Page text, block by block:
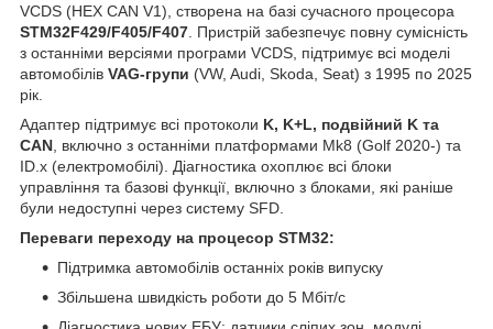
VCDS (HEX CAN V1), створена на базі сучасного процесора
STM32F429/F405/F407 . Пристрій забезпечує повну сумісність
з останніми версіями програми VCDS, підтримує всі моделі
автомобілів VAG-групи (VW, Audi, Skoda, Seat) з 1995 по 2025
рік.
Адаптер підтримує всі протоколи K, K+L, подвійний K та
CAN , включно з останніми платформами Mk8 (Golf 2020-) та
ID.x (електромобілі). Діагностика охоплює всі блоки
управління та базові функції, включно з блоками, які раніше
були недоступні через систему SFD.
Переваги переходу на процесор STM32:
Підтримка автомобілів останніх років випуску
Збільшена швидкість роботи до 5 Мбіт/с